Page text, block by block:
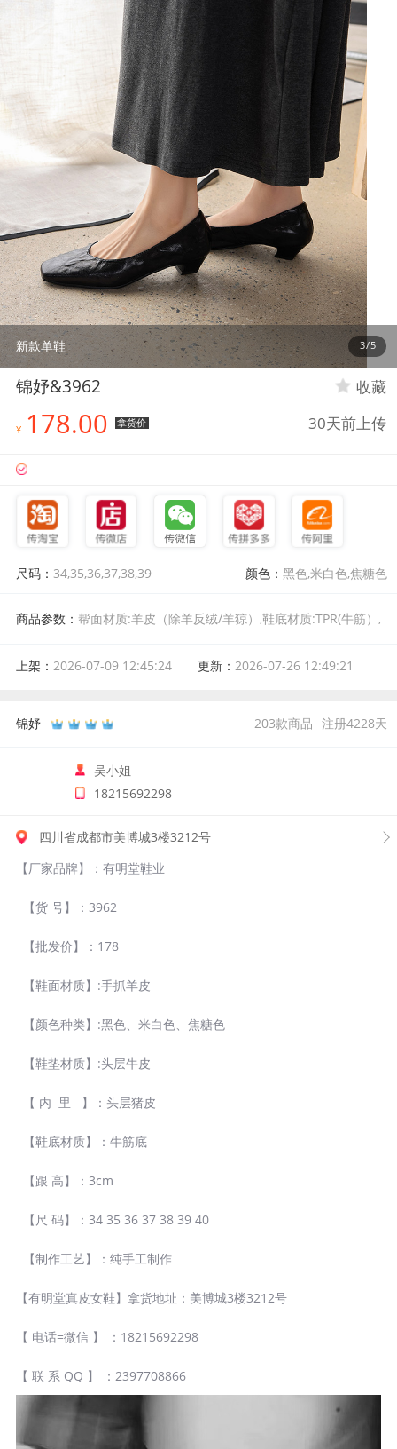
新款单鞋 4/5
锦妤&3962 收藏
¥ 178.00 拿货价 30天前上传
尺码： 34,35,36,37,38,39 颜色：黑色,米白色,焦糖色
商品参数： 帮面材质:羊皮（除羊反绒/羊猄）,鞋底材质:TPR(牛筋）,
皮,材质工艺:压皱,鞋跟款式:粗跟,适用人群:通用,适用季节:春秋
上架： 2026-07-09 12:45:24 更新： 2026-07-26 12:49:21
锦妤 203款商品 注册4228天
吴小姐
18215692298
四川省成都市美博城3楼3212号
【厂家品牌】：有明堂鞋业
【货 号】：3962
【批发价】：178
【鞋面材质】:手抓羊皮
【颜色种类】:黑色、米白色、焦糖色
【鞋垫材质】:头层牛皮
【 内 里 】：头层猪皮
【鞋底材质】：牛筋底
【跟 高】：3cm
【尺 码】：34 35 36 37 38 39 40
【制作工艺】：纯手工制作
【有明堂真皮女鞋】拿货地址：美博城3楼3212号
【 电话=微信 】 ：18215692298
【 联 系 QQ 】 ：2397708866